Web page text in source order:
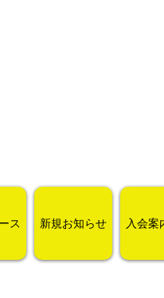
ス 新規お知らせ 入会案